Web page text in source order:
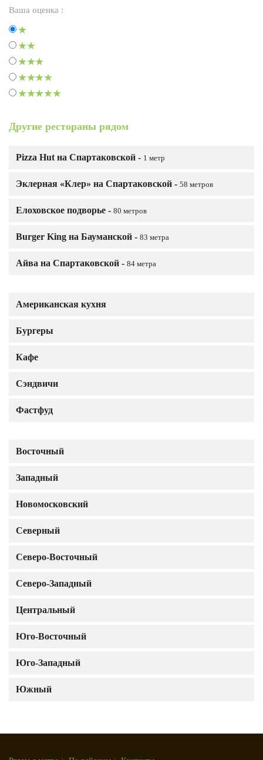
Американская кухня
Бургеры
Кафе
Сэндвичи
Фастфуд
Восточный
Западный
Новомосковский
Северный
Северо-Восточный
Северо-Западный
Центральный
Юго-Восточный
Юго-Западный
Южный
Ваша оценка :
Другие рестораны рядом
Pizza Hut на Спартаковской - 1 метр
Эклерная «Клер» на Спартаковской - 58 метров
Елоховское подворье - 80 метров
Burger King на Бауманской - 83 метра
Айва на Спартаковской - 84 метра